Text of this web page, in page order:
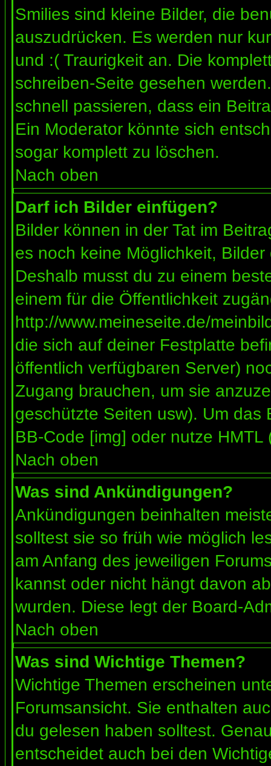
Smilies sind kleine Bilder, die
auszudrücken. Es werden nur
und :( Traurigkeit an. Die
schreiben-Seite gesehen
schnell passieren, dass ein
Ein Moderator könnte sich
sogar komplett zu löschen.
Nach oben
Darf ich Bilder einfügen?
Bilder können in der Tat im
es noch keine Möglichkeit,
Deshalb musst du zu einem
einem für die Öffentlichkeit
http://www.meineseite.de/
die sich auf deiner Festplatte
öffentlich verfügbaren Server)
Zugang brauchen, um sie
geschützte Seiten usw). Um
BB-Code [img] oder nutze HMTL
Nach oben
Was sind Ankündigungen?
Ankündigungen beinhalten
solltest sie so früh wie möglich
am Anfang des jeweiligen
kannst oder nicht hängt davon
wurden. Diese legt der Board-
Nach oben
Was sind Wichtige Themen?
Wichtige Themen erscheinen
Forumsansicht. Sie enthalten
du gelesen haben solltest.
entscheidet auch bei den